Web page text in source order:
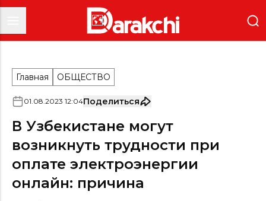
Главная ОБЩЕСТВО
01.08.2023 12:04Поделиться
В Узбекистане могут
возникнуть трудности при
оплате электроэнергии
онлайн: причина